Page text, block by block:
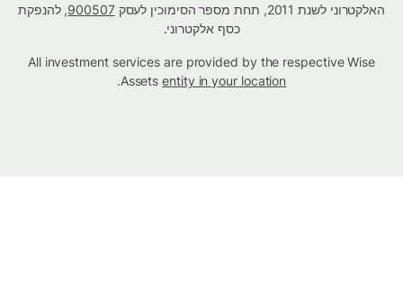
האלקטרוני לשנת 2011, תחת מספר הסימוכין לעסק
900507, להנפקת
כסף אלקטרוני.
All investment services are provided by the respective Wise
Assetsentity in your location
.